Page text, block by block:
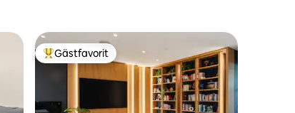
Populär gästfavorit
Gästfavorit